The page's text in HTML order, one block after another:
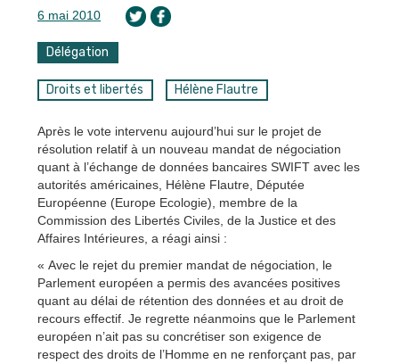
6 mai 2010
Délégation
Droits et libertés Hélène Flautre
Après le vote intervenu aujourd’hui sur le projet de
résolution relatif à un nouveau mandat de négociation
quant à l’échange de données bancaires SWIFT avec les
autorités américaines, Hélène Flautre, Députée
Européenne (Europe Ecologie), membre de la
Commission des Libertés Civiles, de la Justice et des
Affaires Intérieures, a réagi ainsi :
« Avec le rejet du premier mandat de négociation, le
Parlement européen a permis des avancées positives
quant au délai de rétention des données et au droit de
recours effectif. Je regrette néanmoins que le Parlement
européen n’ait pas su concrétiser son exigence de
respect des droits de l’Homme en ne renforçant pas, par